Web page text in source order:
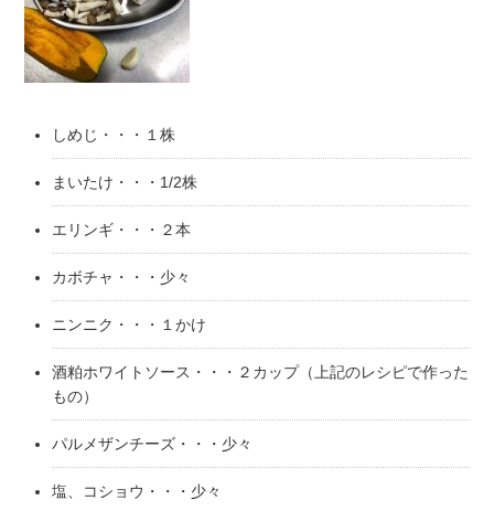
しめじ・・・１株
まいたけ・・・1/2株
エリンギ・・・２本
カボチャ・・・少々
ニンニク・・・１かけ
酒粕ホワイトソース・・・２カップ（上記のレシピで作った
もの）
パルメザンチーズ・・・少々
塩、コショウ・・・少々